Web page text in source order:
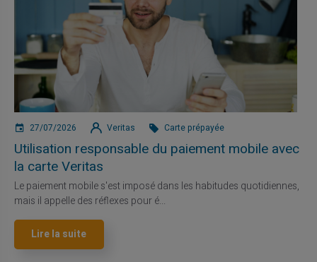
27/07/2026 Veritas Carte prépayée
Utilisation responsable du paiement mobile avec
la carte Veritas
Le paiement mobile s'est imposé dans les habitudes quotidiennes,
mais il appelle des réflexes pour é...
Lire la suite